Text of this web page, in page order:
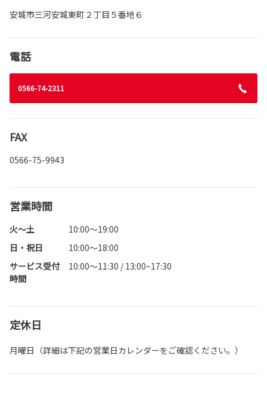
安城市三河安城東町２丁目５番地６
電話
0566-74-2311
FAX
0566-75-9943
営業時間
火～土
10:00～19:00
日・祝日
10:00～18:00
サービス受付
時間
10:00～11:30 / 13:00~17:30
定休日
月曜日（詳細は下記の営業日カレンダーをご確認ください。）